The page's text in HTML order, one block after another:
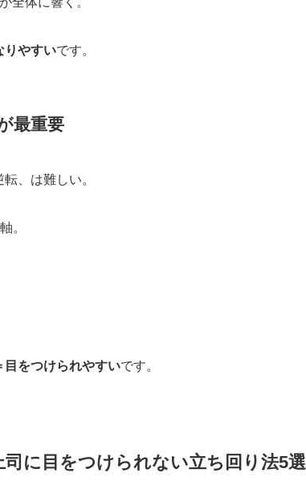
りやすいです。
最重要
、は難しい。
。
目をつけられやすいです。
司に目をつけられない立ち回り法5選